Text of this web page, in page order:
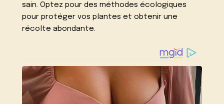
sain. Optez pour des méthodes écologiques
pour protéger vos plantes et obtenir une
récolte abondante.